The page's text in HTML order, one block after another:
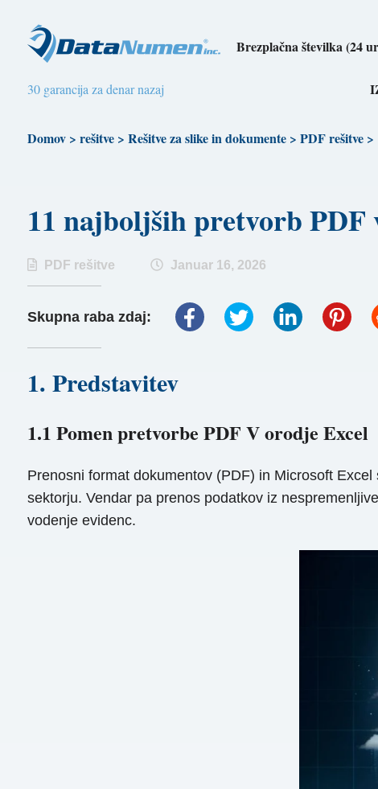
Brezplačna številka (24
30 garancija za denar nazaj
Domov> rešitve> Rešitve za slike in dokumente> PDF rešitve>
11 najboljših pretvorb PDF
PDF rešitve Januar 16, 2026
Skupna raba zdaj:
1. Predstavitev
1.1 Pomen pretvorbe PDF V orodje Excel
Prenosni format dokumentov (PDF) in Microsoft
sektorju. Vendar pa prenos podatkov iz
vodenje evidenc.